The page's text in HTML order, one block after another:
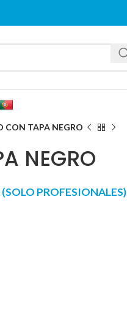
CON TAPA NEGRO
NEGRO
PROFESIONALES)